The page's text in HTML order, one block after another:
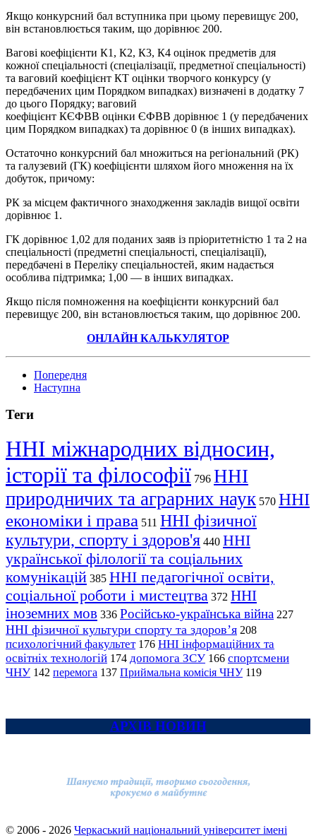
Якщо конкурсний бал вступника при цьому перевищує 200,
він встановлюється таким, що дорівнює 200.
Вагові коефіцієнти К1 , К2, К3, К4 оцінок предметів для
кожної спеціальності (спеціалізації, предметної спеціальності)
та ваговий коефіцієнт КТ оцінки творчого конкурсу (у
передбачених цим Порядком випадках) визначені в додатку 7
до цього Порядку; ваговий
коефіцієнт КЄФВВ оцінки ЄФВВ дорівнює 1 (у передбачених
цим Порядком випадках) та дорівнює 0 (в інших випадках).
Остаточно конкурсний бал множиться на регіональний (РК)
та галузевий (ГК) коефіцієнти шляхом його множення на їх
добуток, причому:
РК за місцем фактичного знаходження закладів вищої освіти
дорівнює 1.
ГК дорівнює 1,02 для поданих заяв із пріоритетністю 1 та 2 на
спеціальності (предметні спеціальності, спеціалізації),
передбачені в Переліку спеціальностей, яким надається
особлива підтримка; 1,00 — в інших випадках.
Якщо після помноження на коефіцієнти конкурсний бал
перевищує 200, він встановлюється таким, що дорівнює 200.
ОНЛАЙН КАЛЬКУЛЯТОР
Попередня
Наступна
Теги
ННІ міжнародних відносин,
історії та філософії 796 ННІ
природничих та аграрних наук 570 ННІ
економіки і права 511 ННІ фізичної
культури, спорту і здоров'я 440 ННІ
української філології та соціальних
комунікацій 385 ННІ педагогічної освіти,
соціальної роботи і мистецтва 372 ННІ
іноземних мов 336 Російсько-українська війна 227
ННІ фізичної культури спорту та здоров’я 208
психологічний факультет 176 ННІ інформаційних та
освітніх технологій 174 допомога ЗСУ 166 спортсмени
ЧНУ 142 перемога 137 Приймальна комісія ЧНУ 119
АРХІВ НОВИН
© 2006 - 2026 Черкаський національний університет імені